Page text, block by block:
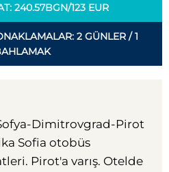
240.57BGN/123 EUR
2 GÜNLER / 1
Dimitrovgrad-Pirot
Sofia otobüs
Pirot'a varış. Otelde